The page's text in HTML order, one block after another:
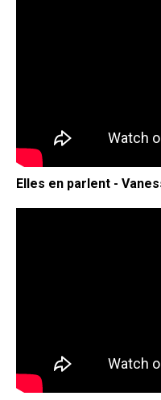
Elles en parlent -